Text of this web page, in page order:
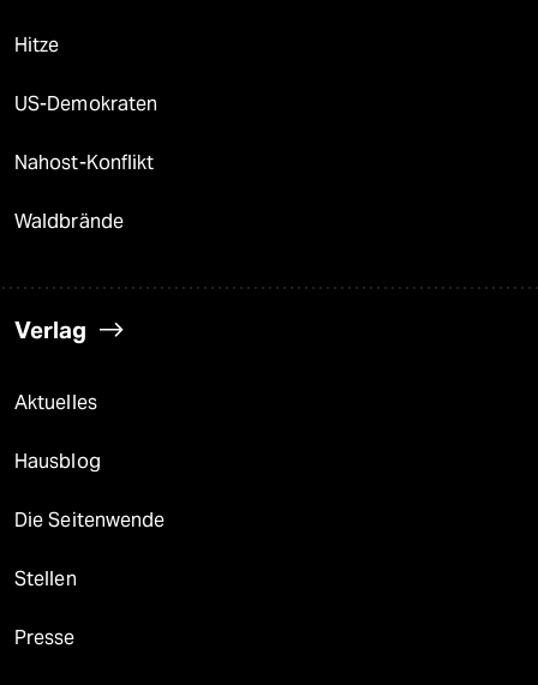
Hitze
US-Demokraten
Nahost-Konflikt
Waldbrände
Verlag
Aktuelles
Hausblog
Die Seitenwende
Stellen
Presse